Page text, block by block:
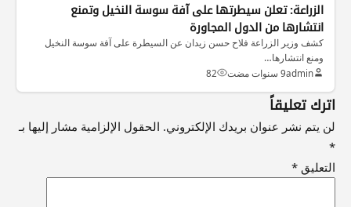
الزراعة: تعلن سيطرتها على آفة سوسة النخيل وتمنع
انتشارها من الدول المجاورة
كشف وزير الزراعة فلاح حسن زيدان عن السيطرة على آفة سوسة النخيل
ومنع انتشارها…
admin9 سنوات مضت 82
اترك تعليقاً
لن يتم نشر عنوان بريدك الإلكتروني. الحقول الإلزامية مشار إليها بـ
*
التعليق *